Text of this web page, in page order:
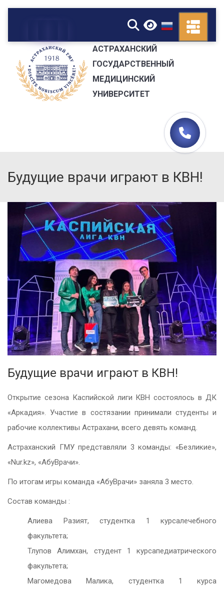
▼
АСТРАХАНСКИЙ
ГОСУДАРСТВЕННЫЙ
МЕДИЦИНСКИЙ
УНИВЕРСИТЕТ
Будущие врачи играют в КВН!
Будущие врачи играют в КВН!
Открытие сезона Каспийской лиги КВН состоялось в ДК
«Аркадия». Участие в состязании принимали студенты и
рабочие коллективы Астрахани, всего девять команд.
Астраханский ГМУ представляли 3 команды: «Безликие»,
«Nur.kz», «АбуВрачи».
По итогам игры команда «АбуВрачи» заняла 3 место.
Состав команды :
Алиева Разият, студентка 1 курсалечебного
факультета;
Тлупов Алимхан, студент 1 курсапедиатрического
факультета;
Магомедова Малика, студентка 1 курса